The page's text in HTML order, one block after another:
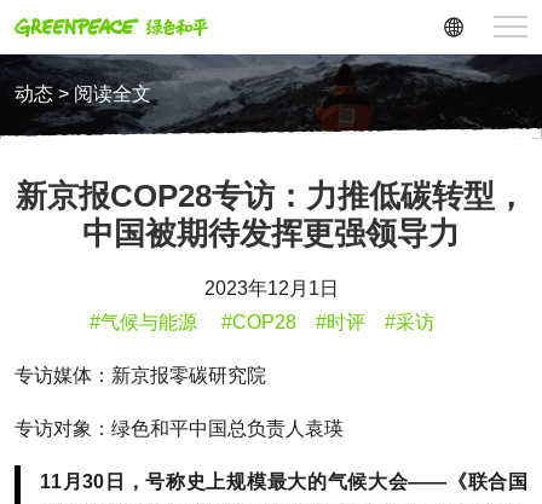
动态 > 阅读全文
新京报COP28专访：力推低碳转型，
中国被期待发挥更强领导力
2023年12月1日
#气候与能源
#COP28 #时评 #采访
专访媒体：新京报零碳研究院
专访对象：绿色和平中国总负责人袁瑛
11月30日，号称史上规模最大的气候大会——《联合国